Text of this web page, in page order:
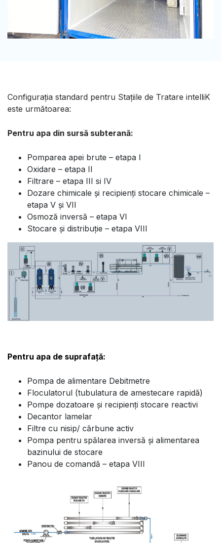
Configurația standard pentru Stațiile de Tratare intelliK
este următoarea:
Pentru apa din sursă subterană:
Pomparea apei brute – etapa I
Oxidare – etapa II
Filtrare – etapa III si IV
Dozare chimicale și recipienți stocare chimicale –
etapa V și VII
Osmoză inversă – etapa VI
Stocare și distribuție – etapa VIII
Pentru apa de suprafață:
Pompa de alimentare Debitmetre
Floculatorul (tubulatura de amestecare rapidă)
Pompe dozatoare și recipienți stocare reactivi
Decantor lamelar
Filtre cu nisip/ cărbune activ
Pompa pentru spălarea inversă și alimentarea
bazinului de stocare
Panou de comandă – etapa VIII